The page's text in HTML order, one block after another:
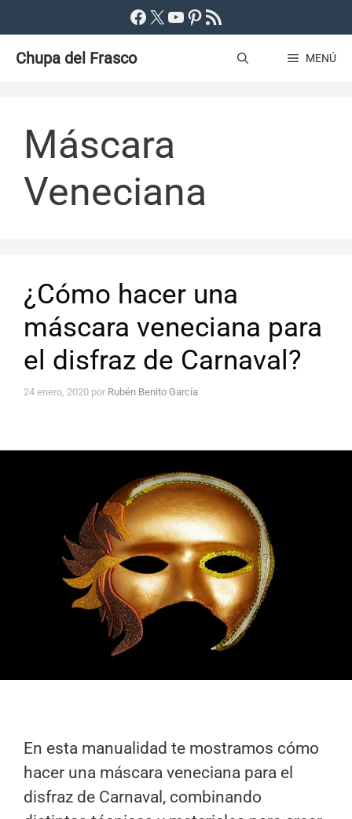
al
contenido
Facebook
X YouTube
Pinterest
Feed RSS
Chupa del Frasco MENÚ
Máscara
Veneciana
¿Cómo hacer una
máscara veneciana para
el disfraz de Carnaval?
24 enero, 2020 por Rubén Benito García
En esta manualidad te mostramos cómo
hacer una máscara veneciana para el
disfraz de Carnaval, combinando